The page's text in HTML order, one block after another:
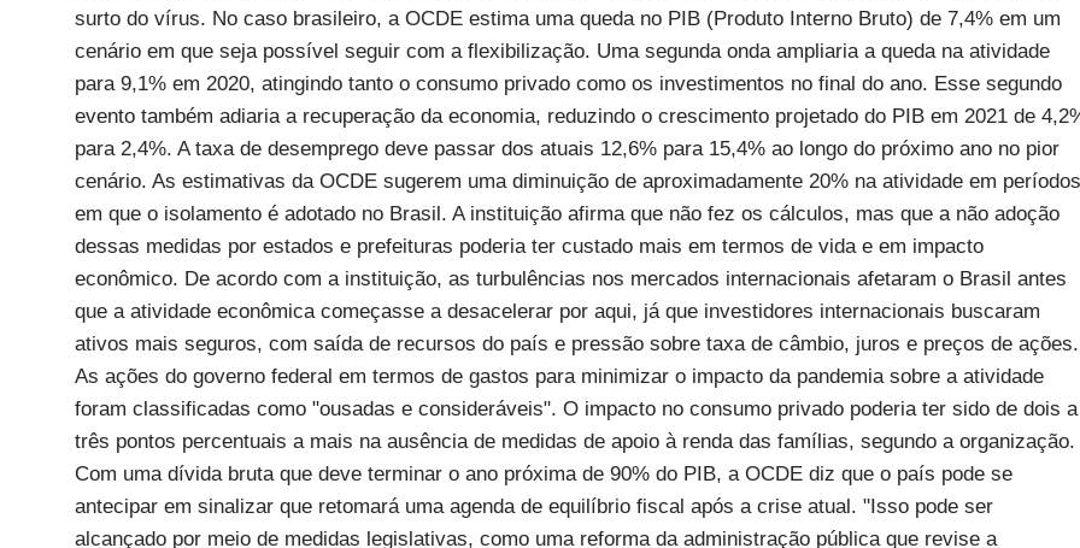
surto do vírus. No caso brasileiro, a OCDE estima uma queda no PIB (Produto Interno Bruto) de 7,4% em um
cenário em que seja possível seguir com a flexibilização. Uma segunda onda ampliaria a queda na atividade
para 9,1% em 2020, atingindo tanto o consumo privado como os investimentos no final do ano. Esse segundo
evento também adiaria a recuperação da economia, reduzindo o crescimento projetado do PIB em 2021 de
para 2,4%. A taxa de desemprego deve passar dos atuais 12,6% para 15,4% ao longo do próximo ano no pior
cenário. As estimativas da OCDE sugerem uma diminuição de aproximadamente 20% na atividade em períodos
em que o isolamento é adotado no Brasil. A instituição afirma que não fez os cálculos, mas que a não adoção
dessas medidas por estados e prefeituras poderia ter custado mais em termos de vida e em impacto
econômico. De acordo com a instituição, as turbulências nos mercados internacionais afetaram o Brasil antes
que a atividade econômica começasse a desacelerar por aqui, já que investidores internacionais buscaram
ativos mais seguros, com saída de recursos do país e pressão sobre taxa de câmbio, juros e preços de ações.
As ações do governo federal em termos de gastos para minimizar o impacto da pandemia sobre a atividade
foram classificadas como "ousadas e consideráveis". O impacto no consumo privado poderia ter sido de dois a
três pontos percentuais a mais na ausência de medidas de apoio à renda das famílias, segundo a organização.
Com uma dívida bruta que deve terminar o ano próxima de 90% do PIB, a OCDE diz que o país pode se
antecipar em sinalizar que retomará uma agenda de equilíbrio fiscal após a crise atual. "Isso pode ser
alcançado por meio de medidas legislativas, como uma reforma da administração pública que revise a